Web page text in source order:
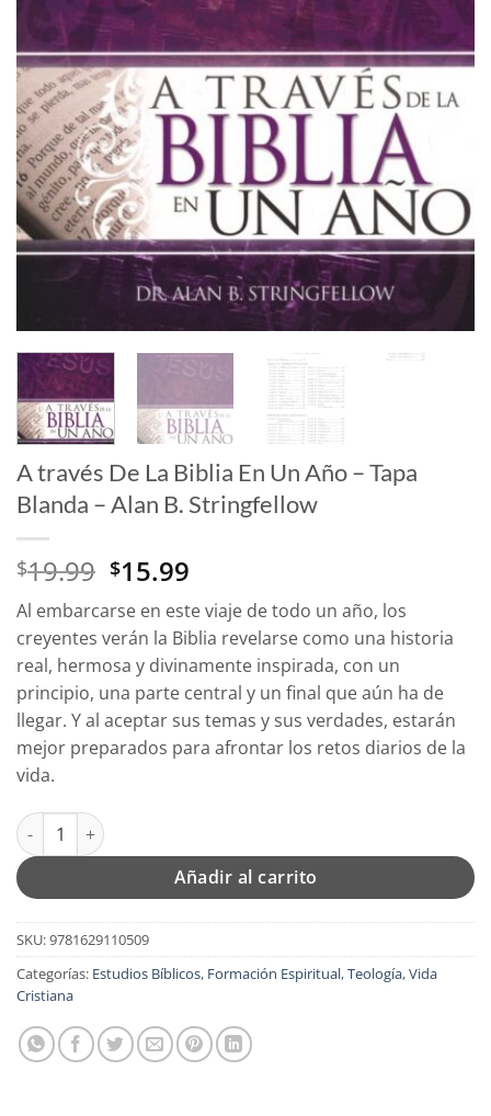
A través De La Biblia En Un Año – Tapa
Blanda – Alan B. Stringfellow
$19.99 El
precio
original
era:
$19.99.
$15.99
precio
actual
es:
$15.99.
Al embarcarse en este viaje de todo un año, los
creyentes verán la Biblia revelarse como una historia
real, hermosa y divinamente inspirada, con un
principio, una parte central y un final que aún ha de
llegar. Y al aceptar sus temas y sus verdades, estarán
mejor preparados para afrontar los retos diarios de la
vida.
A través De La Biblia En Un Año - Tapa Blanda - Alan B.
Añadir al carrito
SKU:9781629110509
Categorías: Estudios Bíblicos, Formación Espiritual,Teología,Vida
Cristiana